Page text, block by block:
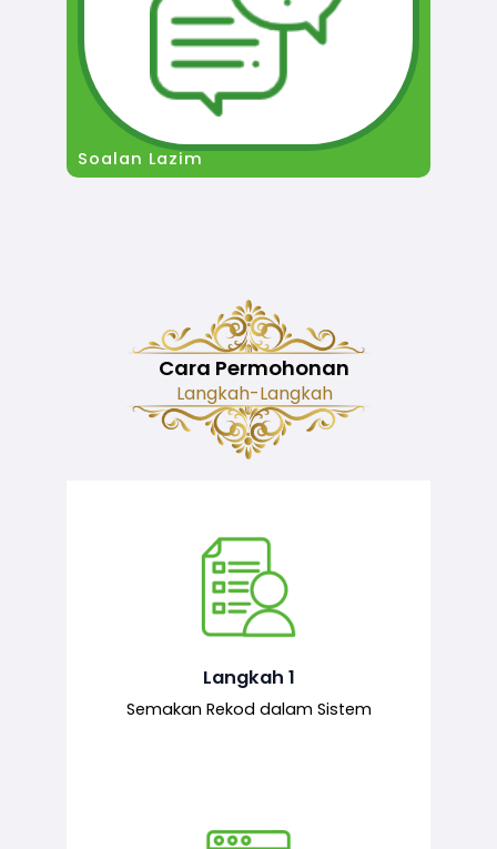
Soalan Lazim
Cara Permohonan
Langkah-Langkah
Langkah 1
Semakan Rekod dalam Sistem
Semakan ke atas sejarah permohonan
yang pernah dibuat oleh pemohon,